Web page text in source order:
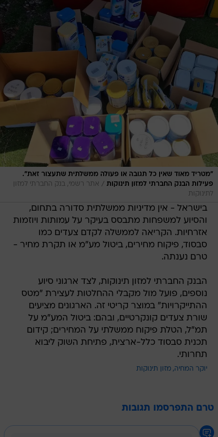
"מטריד מאוד שאין כל תגובה או פעולה ממשלתית שתעצור זאת".
פעילות הבנק החברתי למזון תינוקות / אתר רשמי, בנק החברתי למזון
לתינוקות
בישראל - אין מדיניות ממשלתית סדורה בתחום,
והסיוע למשפחות מתבסס בעיקר על עמותות ויוזמות
אזרחיות. הקריאה לממשלה לקדם צעדים כמו
סבסוד, פיקוח מחירים, ביטול מע"מ או תקרת מחיר -
טרם נענתה.
הבנק החברתי למזון תינוקות, לצד ארגוני סיוע
נוספים, פועל מול מקבלי ההחלטות לעצירת "מטס
ההתייקרויות" במוצר קריטי זה. הארגונים מציעים
שורת צעדים קונקרטיים, ובהם: ביטול המע"מ על
תמ"ל, הטלת פיקוח ממשלתי על המחירים; קידום
תכנית סבסוד כלל-ארצית, פתיחת השוק ליבוא
תחרותי.
יוקר המחיה מזון תינוקות
טרם התפרסמו תגובות